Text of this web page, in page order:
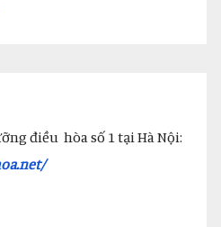
điều hòa số 1 tại Hà Nội: